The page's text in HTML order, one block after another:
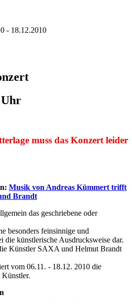
- 18.12.2010
Uhr
muss das Konzert leider
Musik von Andreas Kümmert trifft
Brandt
das geschriebene oder
besonders feinsinnige und
die künstlerische Ausdrucksweise dar.
Künstler SAXA und Helmut Brandt
vom 06.11. - 18.12. 2010 die